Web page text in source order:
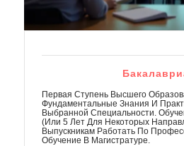
Первая Ступень Высшего
Фундаментальные Знания И
Выбранной Специальности.
(или 5 Лет Для Некоторых
Выпускникам Работать По
Обучение В Магистратуре.